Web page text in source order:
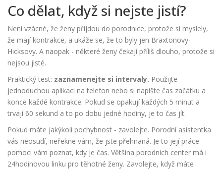
Co dělat, když si nejste jistí?
Není vzácné, že ženy přijdou do porodnice, protože si myslely,
že mají kontrakce, a ukáže se, že to byly jen Braxtonovy-
Hicksovy. A naopak - některé ženy čekají příliš dlouho, protože si
nejsou jisté.
Praktický test: zaznamenejte si intervaly. Použijte
jednoduchou aplikaci na telefon nebo si napište čas začátku a
konce každé kontrakce. Pokud se opakují každých 5 minut a
trvají 60 sekund a to po dobu jedné hodiny, je to čas jít.
Pokud máte jakýkoli pochybnost - zavolejte. Porodní asistentka
vás neosudí, neřekne vám, že jste přehnaná. Je to její práce -
pomoci vám poznat, kdy je čas. Většina porodních center má i
24hodinovou linku pro těhotné ženy. Zavolejte, když máte